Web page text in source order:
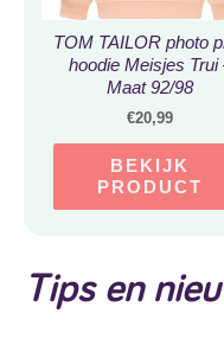
TOM TAILOR photo
hoodie Meisjes Trui
Maat 92/98
€20,99
BEKIJK
PRODUCT
Tips en